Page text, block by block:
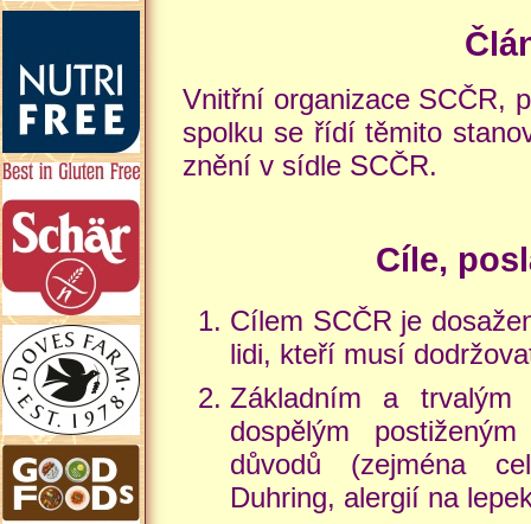
Vnitřní organizace SCČR,
spolku se řídí těmito
znění v sídle SCČR.
Cíle,
Cílem SCČR je
lidi, kteří musí
Základním a
dospělým
důvodů (zejména
Duhring, alergií na